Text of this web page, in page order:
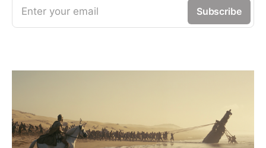
Enter your email Subscribe